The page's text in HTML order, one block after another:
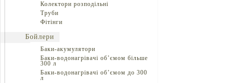
Колектори розподільні
Труби
Фітінги
Бойлери
Баки-акумулятори
Баки-водонагрівачі об’ємом більше
300 л
Баки-водонагрівачі об’ємом до 300
л